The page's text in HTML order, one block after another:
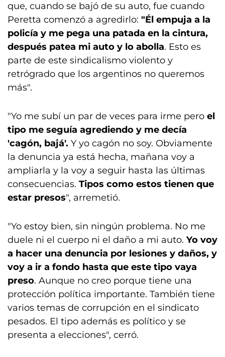
que, cuando se bajó de su auto, fue cuando
Peretta comenzó a agredirlo: "Él empuja a la
policía y me pega una patada en la cintura,
después patea mi auto y lo abolla. Esto es
parte de este sindicalismo violento y
retrógrado que los argentinos no queremos
más".
"Yo me subí un par de veces para irme pero el
tipo me seguía agrediendo y me decía
'cagón, bajá'. Y yo cagón no soy. Obviamente
la denuncia ya está hecha, mañana voy a
ampliarla y la voy a seguir hasta las últimas
consecuencias. Tipos como estos tienen que
estar presos", arremetió.
"Yo estoy bien, sin ningún problema. No me
duele ni el cuerpo ni el daño a mi auto. Yo voy
a hacer una denuncia por lesiones y daños, y
voy a ir a fondo hasta que este tipo vaya
preso. Aunque no creo porque tiene una
protección política importante. También tiene
varios temas de corrupción en el sindicato
pesados. El tipo además es político y se
presenta a elecciones", cerró.